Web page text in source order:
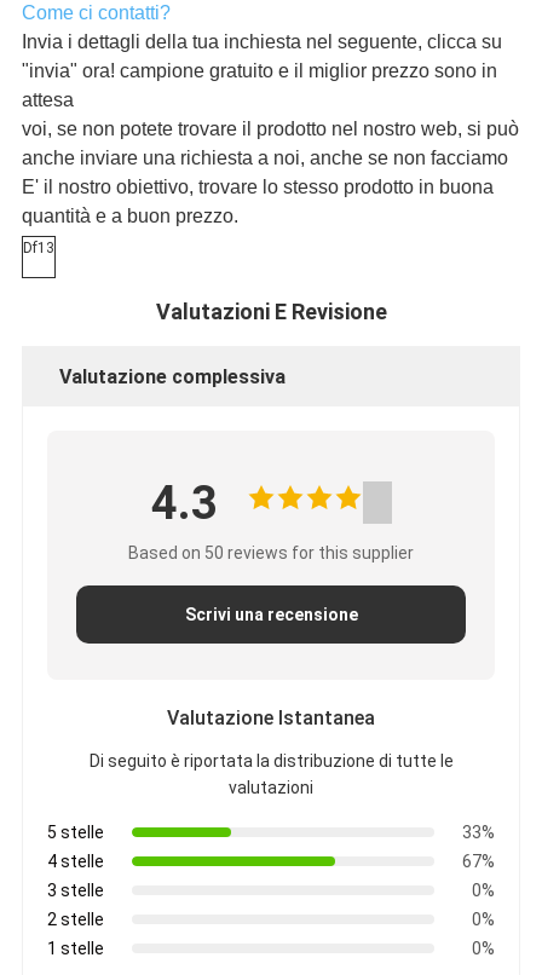
Come ci contatti?
Invia i dettagli della tua inchiesta nel seguente, clicca su
"invia" ora! campione gratuito e il miglior prezzo sono in
attesa
voi, se non potete trovare il prodotto nel nostro web, si può
anche inviare una richiesta a noi, anche se non facciamo
E' il nostro obiettivo, trovare lo stesso prodotto in buona
quantità e a buon prezzo.
Df13
Valutazioni E Revisione
Valutazione complessiva
4.3
Based on 50 reviews for this supplier
Scrivi una recensione
Valutazione Istantanea
Di seguito è riportata la distribuzione di tutte le
valutazioni
5 stelle
33%
4 stelle
67%
3 stelle
0%
2 stelle
0%
1 stelle
0%